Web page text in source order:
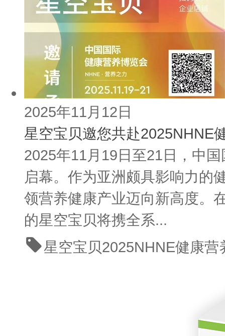
2025年11月12日
星空宝贝邀您共赴2025NHNE
2025年11月19日至21日，中
启幕。作为亚洲颇具影响力的
领营养健康产业迈向新高度。
的星空宝贝将携全系...
星空宝贝2025NHNE健康营